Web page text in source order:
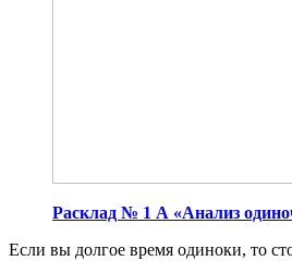
Расклад № 1 А «Анализ
Если вы долгое время одиноки, то